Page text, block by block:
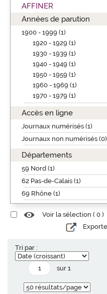
AFFINER
Années de parution
1900 - 1999 (1)
1920 - 1929 (1)
1930 - 1939 (1)
1940 - 1949 (1)
1950 - 1959 (1)
1960 - 1969 (1)
1970 - 1979 (1)
Accès en ligne
Journaux numérisés (1)
Journaux non numérisés (0)
Départements
59 Nord (1)
62 Pas-de-Calais (1)
69 Rhône (1)
Voir la sélection ( 0 )
Tri par :
sur 1